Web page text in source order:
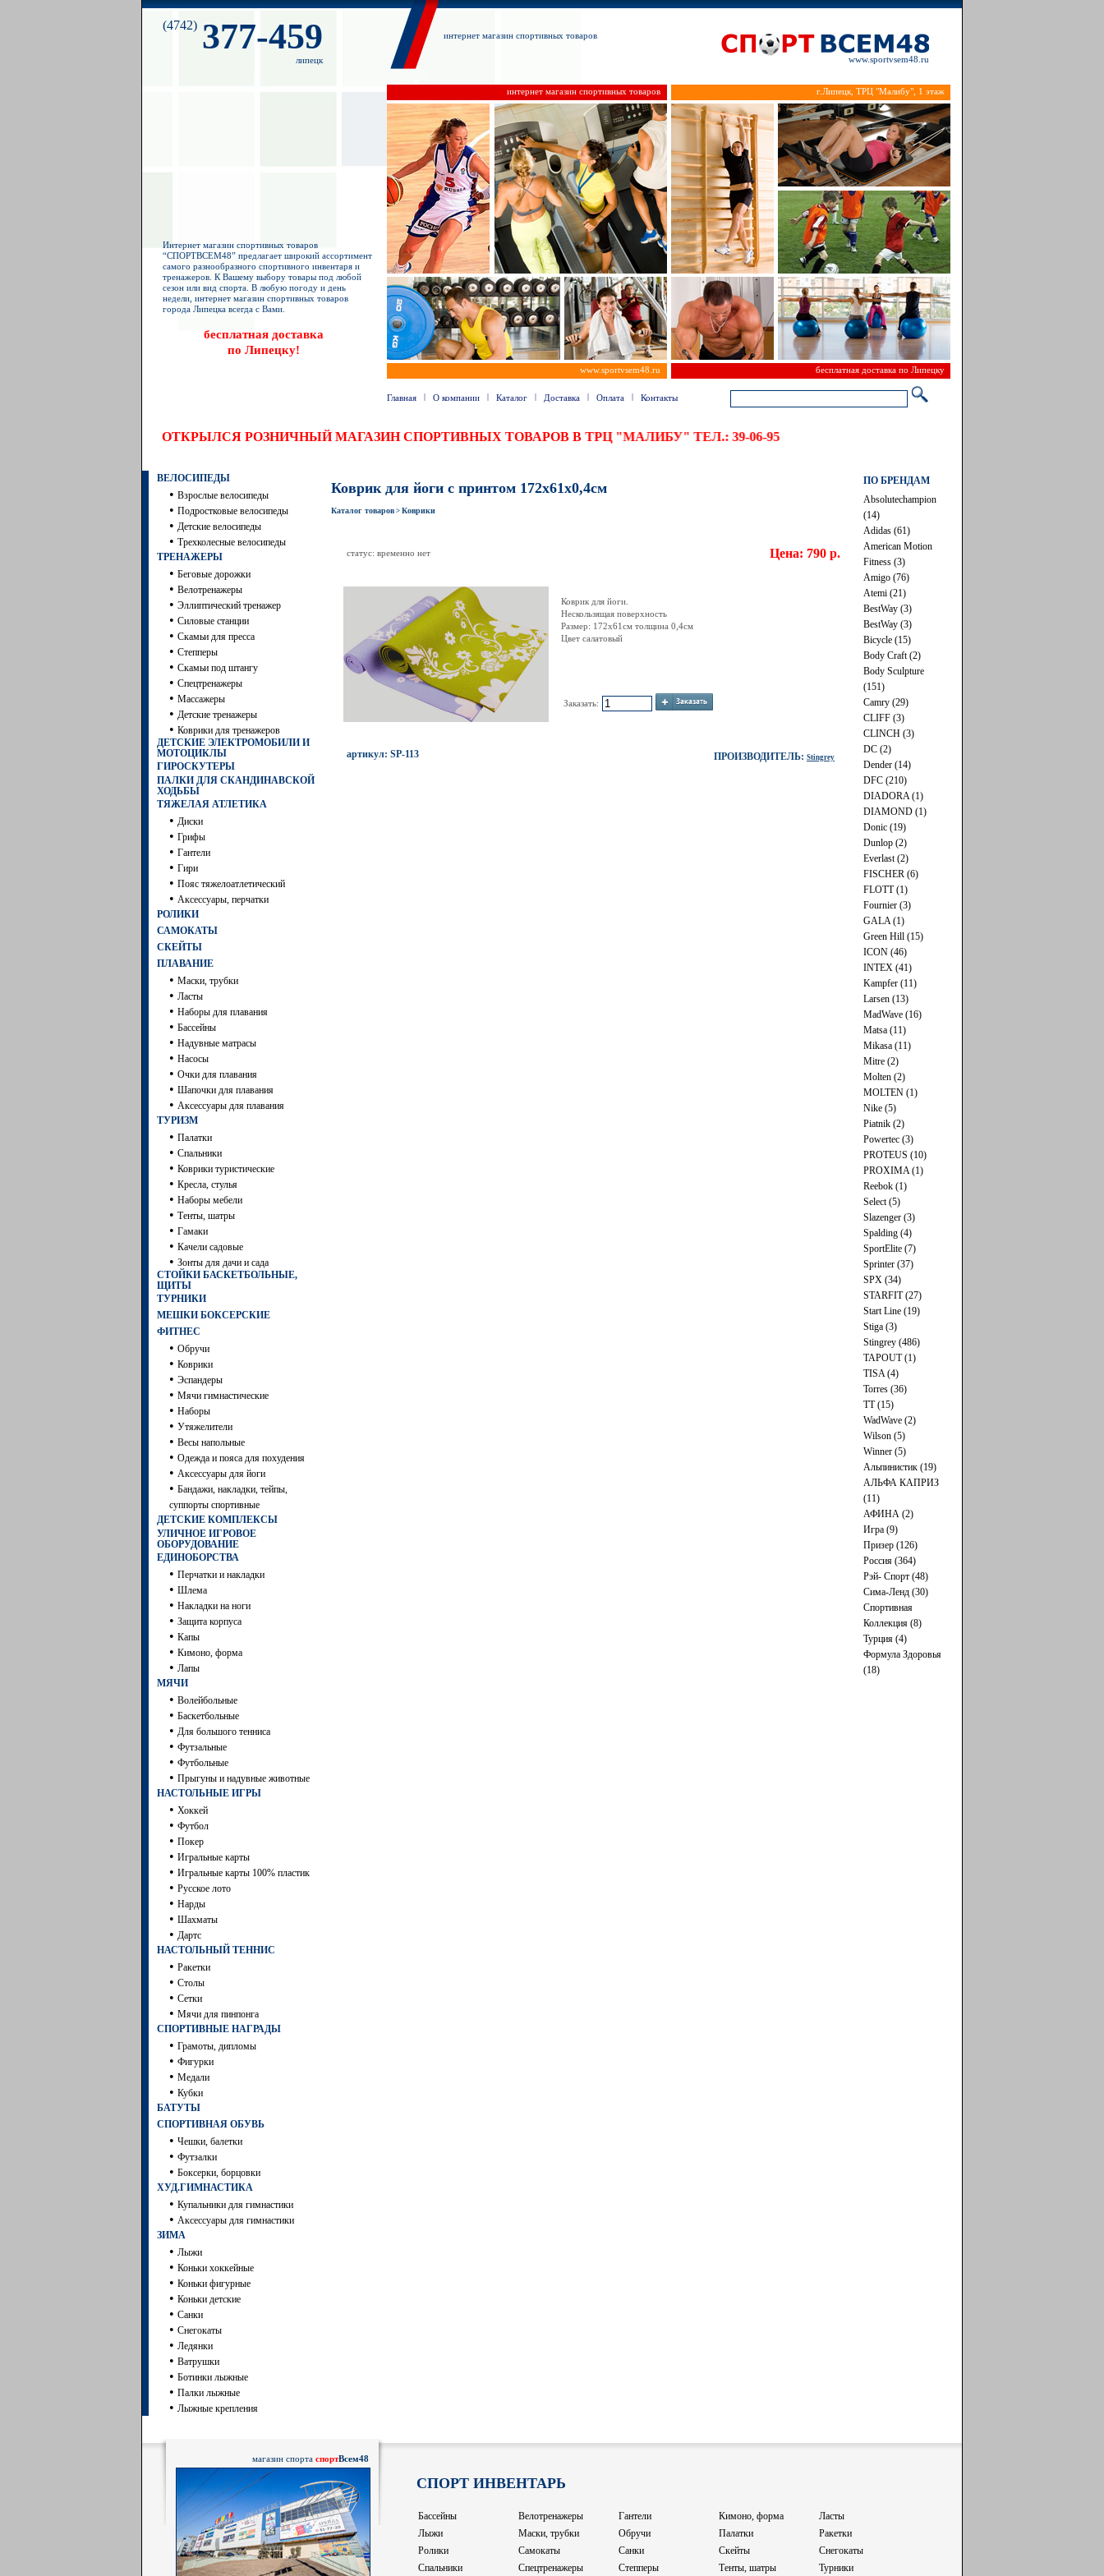
(4742) 377-459
липецк
интернет магазин спортивных товаров
www.sportvsem48.ru
интернет магазин спортивных товаров г.Липецк, ТРЦ "Малибу", 1 этаж
Интернет магазин спортивных товаров
“СПОРТВСЕМ48” предлагает широкий ассортимент
самого разнообразного спортивного инвентаря и
тренажеров. К Вашему выбору товары под любой
сезон или вид спорта. В любую погоду и день
недели, интернет магазин спортивных товаров
города Липецка всегда с Вами.
бесплатная доставка
по Липецку!
www.sportvsem48.ru бесплатная доставка по Липецку
Главная | О компании | Каталог | Доставка | Оплата | Контакты
ОТКРЫЛСЯ РОЗНИЧНЫЙ МАГАЗИН СПОРТИВНЫХ ТОВАРОВ В ТРЦ "МАЛИБУ" ТЕЛ.: 39-06-95
ВЕЛОСИПЕДЫ
• Взрослые велосипеды
• Подростковые велосипеды
• Детские велосипеды
• Трехколесные велосипеды
ТРЕНАЖЕРЫ
• Беговые дорожки
• Велотренажеры
• Эллиптический тренажер
• Силовые станции
• Скамьи для пресса
• Степперы
• Скамьи под штангу
• Спецтренажеры
• Массажеры
• Детские тренажеры
• Коврики для тренажеров
ДЕТСКИЕ ЭЛЕКТРОМОБИЛИ И
МОТОЦИКЛЫ
ГИРОСКУТЕРЫ
ПАЛКИ ДЛЯ СКАНДИНАВСКОЙ
ХОДЬБЫ
ТЯЖЕЛАЯ АТЛЕТИКА
• Диски
• Грифы
• Гантели
• Гири
• Пояс тяжелоатлетический
• Аксессуары, перчатки
РОЛИКИ
САМОКАТЫ
СКЕЙТЫ
ПЛАВАНИЕ
• Маски, трубки
• Ласты
• Наборы для плавания
• Бассейны
• Надувные матрасы
• Насосы
• Очки для плавания
• Шапочки для плавания
• Аксессуары для плавания
ТУРИЗМ
• Палатки
• Спальники
• Коврики туристические
• Кресла, стулья
• Наборы мебели
• Тенты, шатры
• Гамаки
• Качели садовые
• Зонты для дачи и сада
СТОЙКИ БАСКЕТБОЛЬНЫЕ,
ЩИТЫ
ТУРНИКИ
МЕШКИ БОКСЕРСКИЕ
ФИТНЕС
• Обручи
• Коврики
• Эспандеры
• Мячи гимнастические
• Наборы
• Утяжелители
• Весы напольные
• Одежда и пояса для похудения
• Аксессуары для йоги
• Бандажи, накладки, тейпы,
суппорты спортивные
ДЕТСКИЕ КОМПЛЕКСЫ
УЛИЧНОЕ ИГРОВОЕ
ОБОРУДОВАНИЕ
ЕДИНОБОРСТВА
• Перчатки и накладки
• Шлема
• Накладки на ноги
• Защита корпуса
• Капы
• Кимоно, форма
• Лапы
МЯЧИ
• Волейбольные
• Баскетбольные
• Для большого тенниса
• Футзальные
• Футбольные
• Прыгуны и надувные животные
НАСТОЛЬНЫЕ ИГРЫ
• Хоккей
• Футбол
• Покер
• Игральные карты
• Игральные карты 100% пластик
• Русское лото
• Нарды
• Шахматы
• Дартc
НАСТОЛЬНЫЙ ТЕННИС
• Ракетки
• Столы
• Сетки
• Мячи для пинпонга
СПОРТИВНЫЕ НАГРАДЫ
• Грамоты, дипломы
• Фигурки
• Медали
• Кубки
БАТУТЫ
СПОРТИВНАЯ ОБУВЬ
• Чешки, балетки
• Футзалки
• Боксерки, борцовки
ХУД.ГИМНАСТИКА
• Купальники для гимнастики
• Аксессуары для гимнастики
ЗИМА
• Лыжи
• Коньки хоккейные
• Коньки фигурные
• Коньки детские
• Санки
• Снегокаты
• Ледянки
• Ватрушки
• Ботинки лыжные
• Палки лыжные
• Лыжные крепления
Коврик для йоги с принтом 172х61х0,4см
Каталог товаров > Коврики
статус: временно нет Цена: 790 р.
Коврик для йоги.
Нескользящая поверхность
Размер: 172х61см толщина 0,4см
Цвет салатовый
Заказать:
артикул: SP-113 ПРОИЗВОДИТЕЛЬ: Stingrey
ПО БРЕНДАМ
Absolutechampion
(14)
Adidas (61)
American Motion
Fitness (3)
Amigo (76)
Atemi (21)
BestWay (3)
BestWay (3)
Bicycle (15)
Body Craft (2)
Body Sculpture
(151)
Camry (29)
CLIFF (3)
CLINCH (3)
DC (2)
Dender (14)
DFC (210)
DIADORA (1)
DIAMOND (1)
Donic (19)
Dunlop (2)
Everlast (2)
FISCHER (6)
FLOTT (1)
Fournier (3)
GALA (1)
Green Hill (15)
ICON (46)
INTEX (41)
Kampfer (11)
Larsen (13)
MadWave (16)
Matsa (11)
Mikasa (11)
Mitre (2)
Molten (2)
MOLTEN (1)
Nike (5)
Piatnik (2)
Powertec (3)
PROTEUS (10)
PROXIMA (1)
Reebok (1)
Select (5)
Slazenger (3)
Spalding (4)
SportElite (7)
Sprinter (37)
SPX (34)
STARFIT (27)
Start Line (19)
Stiga (3)
Stingrey (486)
TAPOUT (1)
TISA (4)
Torres (36)
TT (15)
WadWave (2)
Wilson (5)
Winner (5)
Альпинистик (19)
АЛЬФА КАПРИЗ
(11)
АФИНА (2)
Игра (9)
Призер (126)
Россия (364)
Рэй- Cпорт (48)
Сима-Ленд (30)
Спортивная
Коллекция (8)
Турция (4)
Формула Здоровья
(18)
магазин спорта спортВсем48
СПОРТ ИНВЕНТАРЬ
Бассейны Велотренажеры Гантели Кимоно, форма
Ласты
Лыжи
Маски, трубки Обручи Палатки
Ракетки
Ролики
Самокаты Санки Скейты
Снегокаты
Спальники
Спецтренажеры Степперы Тенты, шатры Турники